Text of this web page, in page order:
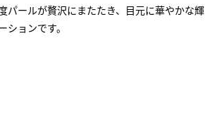
パールが贅沢にまたたき、目元に華やかな輝
ションです。